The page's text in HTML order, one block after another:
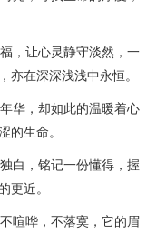
，让心灵静守淡然，一
在深深浅浅中永恒。
华，却如此的温暖着心
的生命。
白，铭记一份懂得，握
更近。
喧哗，不落寞，它的眉